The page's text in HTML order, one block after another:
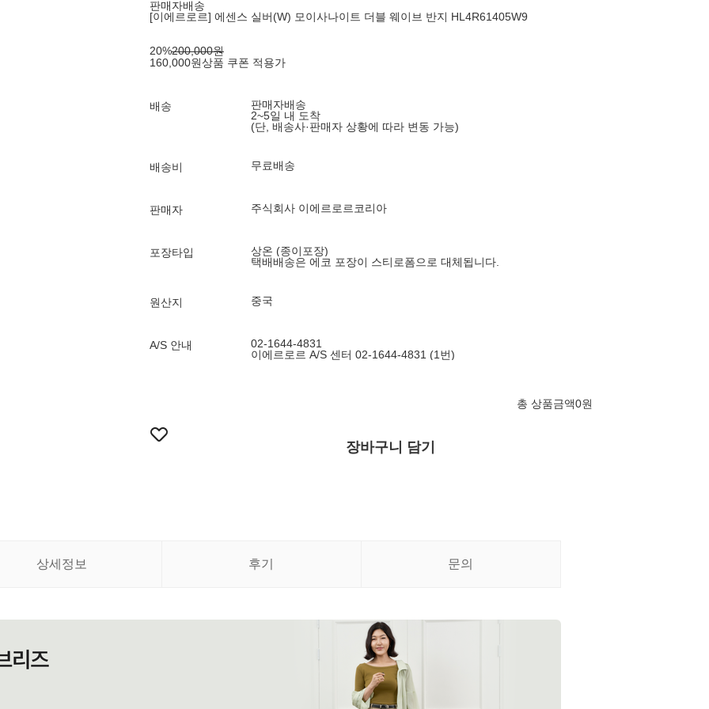
판매자배송
[이에르로르] 에센스 실버(W) 모이사나이트 더블 웨이브 반지 HL4R61405W9
20%200,000원
160,000원상품 쿠폰 적용가
배송
판매자배송
2~5일 내 도착
(단, 배송사·판매자 상황에 따라 변동 가능)
배송비 무료배송
판매자 주식회사 이에르로르코리아
포장타입
상온 (종이포장)
택배배송은 에코 포장이 스티로폼으로 대체됩니다.
원산지 중국
A/S 안내
02-1644-4831
이에르로르 A/S 센터 02-1644-4831 (1번)
총 상품금액0원
장바구니 담기
상세정보 후기 문의